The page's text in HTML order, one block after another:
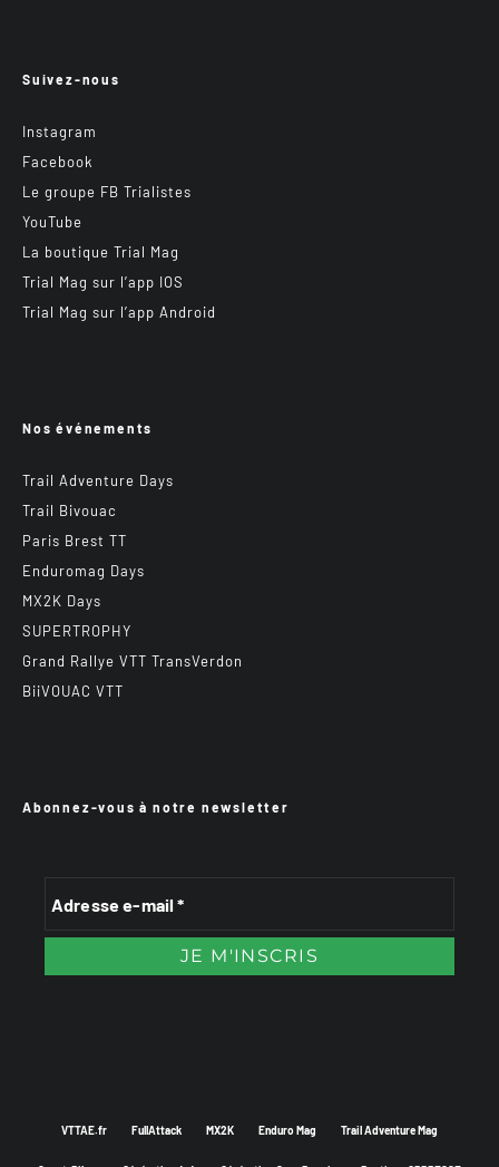
Suivez-nous
Instagram
Facebook
Le groupe FB Trialistes
YouTube
La boutique Trial Mag
Trial Mag sur l’app IOS
Trial Mag sur l’app Android
Nos événements
Trail Adventure Days
Trail Bivouac
Paris Brest TT
Enduromag Days
MX2K Days
SUPERTROPHY
Grand Rallye VTT TransVerdon
BiiVOUAC VTT
Abonnez-vous à notre newsletter
VTTAE.fr FullAttack MX2K Enduro Mag Trail Adventure Mag